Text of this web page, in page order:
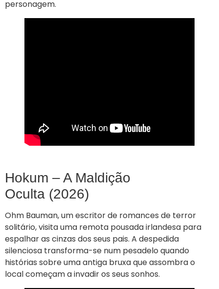
personagem.
Hokum – A Maldição
Oculta (2026)
Ohm Bauman, um escritor de romances de terror
solitário, visita uma remota pousada irlandesa para
espalhar as cinzas dos seus pais. A despedida
silenciosa transforma-se num pesadelo quando
histórias sobre uma antiga bruxa que assombra o
local começam a invadir os seus sonhos.